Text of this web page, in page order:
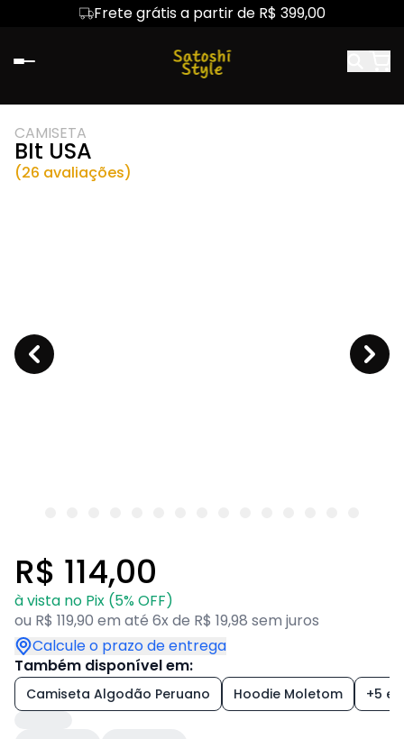
Frete grátis a partir de R$ 399,00
CAMISETA
BIt USA
(26 avaliações)
R$ 114,00
à vista no Pix (5% OFF)
ou R$ 119,90 em até 6x de R$ 19,98 sem juros
Calcule o prazo de entrega
Também disponível em:
Camiseta Algodão Peruano Hoodie Moletom +5